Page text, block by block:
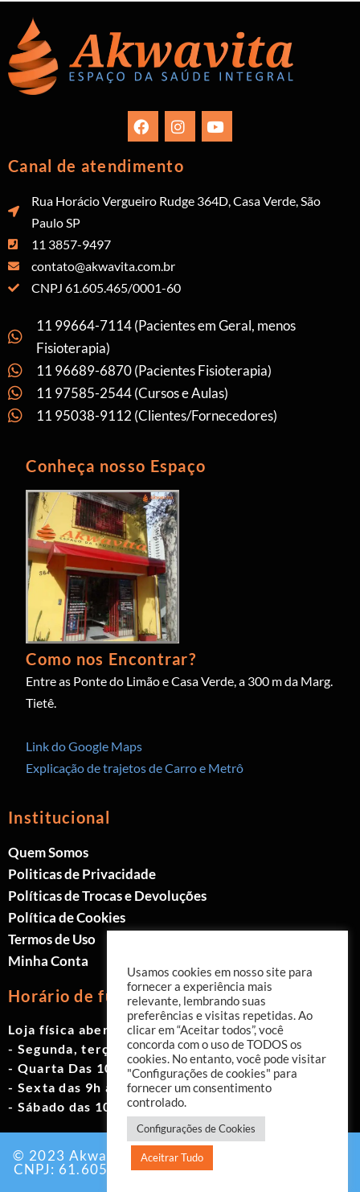
Canal de atendimento
Rua Horácio Vergueiro Rudge 364D, Casa Verde, São
Paulo SP
11 3857-9497
contato@akwavita.com.br
CNPJ 61.605.465/0001-60
11 99664-7114 (Pacientes em Geral, menos
Fisioterapia)
11 96689-6870 (Pacientes Fisioterapia)
11 97585-2544 (Cursos e Aulas)
11 95038-9112 (Clientes/Fornecedores)
Conheça nosso Espaço
Como nos Encontrar?
Entre as Ponte do Limão e Casa Verde, a 300 m da Marg.
Tietê.
Link do Google Maps
Explicação de trajetos de Carro e Metrô
Institucional
Quem Somos
Politicas de Privacidade
Políticas de Trocas e Devoluções
Política de Cookies
Termos de Uso
Minha Conta
Horário de funcionamento
Loja física aberta de Segunda à Sábado.
- Segunda, terça e quinta das 9h às 19h
- Quarta Das 10h às 18h
- Sexta das 9h às 18h
- Sábado das 10h às 17h
© 2023 Akwavita - Todos os direitos reservados.
CNPJ: 61.605.465/0001-60 Criado por:
Usamos cookies em nosso site para
fornecer a experiência mais
relevante, lembrando suas
preferências e visitas repetidas. Ao
clicar em “Aceitar todos”, você
concorda com o uso de TODOS os
cookies. No entanto, você pode visitar
"Configurações de cookies" para
fornecer um consentimento
controlado.
Configurações de Cookies
Aceitrar Tudo